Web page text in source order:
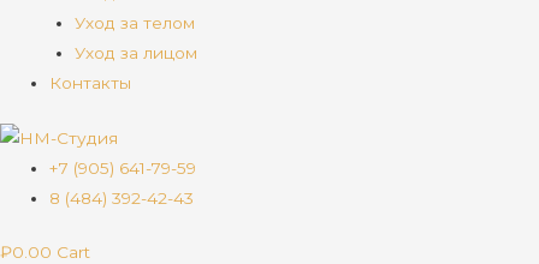
Уход за телом
Уход за лицом
Контакты
+7 (905) 641-79-59
8 (484) 392-42-43
₽0.00 Cart